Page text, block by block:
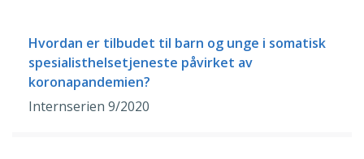
Hvordan er tilbudet til barn og unge i somatisk
spesialisthelsetjeneste påvirket av
koronapandemien?
Internserien 9/2020